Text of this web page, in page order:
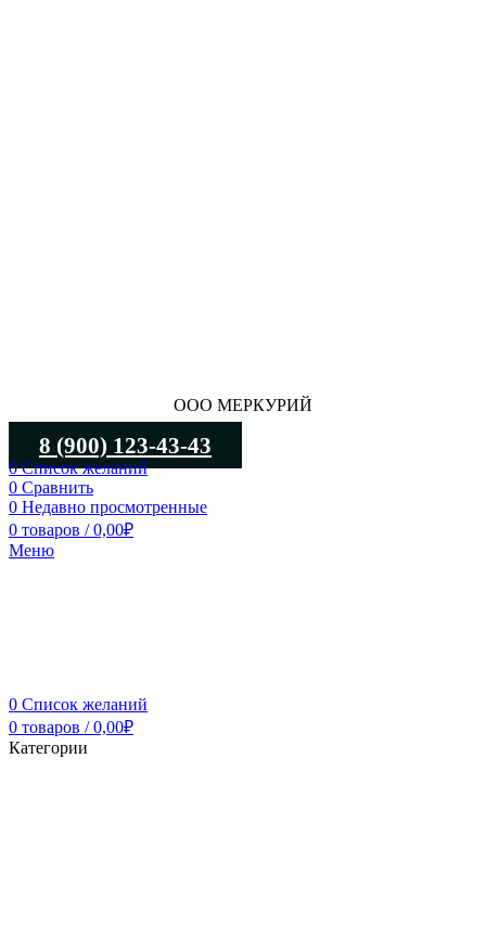
ООО МЕРКУРИЙ
8 (900) 123-43-43
0Список желаний
0 Сравнить
0 Недавно просмотренные
0 товаров / 0,00₽
Меню
0 Список желаний
0 товаров / 0,00₽
Категории